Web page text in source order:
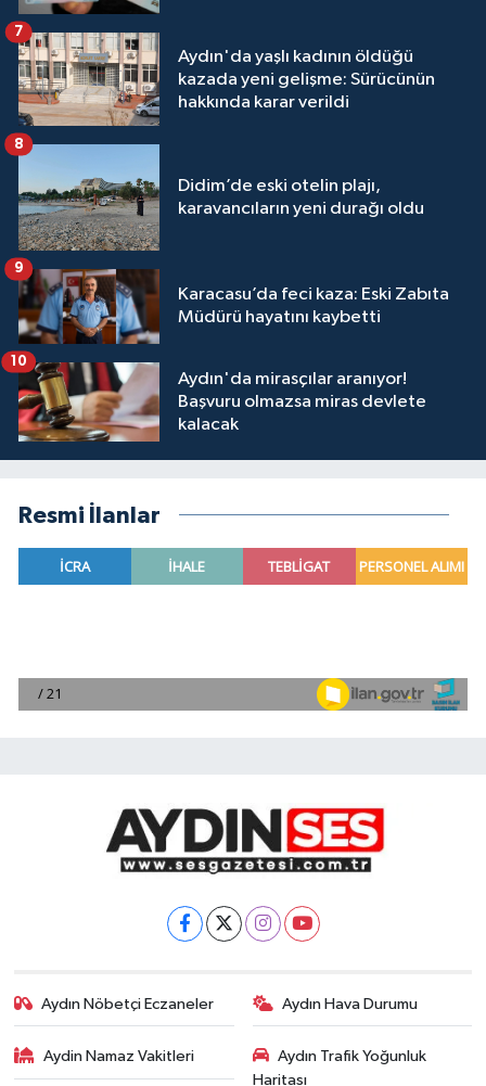
Aydın'da yaşlı kadının öldüğü
kazada yeni gelişme: Sürücünün
hakkında karar verildi
7
Didim’de eski otelin plajı,
karavancıların yeni durağı oldu
8
Karacasu’da feci kaza: Eski Zabıta
Müdürü hayatını kaybetti
9
Aydın'da mirasçılar aranıyor!
Başvuru olmazsa miras devlete
kalacak
10
Resmi İlanlar
Aydın Nöbetçi Eczaneler Aydın Hava Durumu
Aydin Namaz Vakitleri
Aydın Trafik Yoğunluk
Haritası